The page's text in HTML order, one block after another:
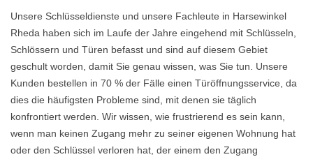
Unsere Schlüsseldienste und unsere Fachleute in Harsewinkel
Rheda haben sich im Laufe der Jahre eingehend mit Schlüsseln,
Schlössern und Türen befasst und sind auf diesem Gebiet
geschult worden, damit Sie genau wissen, was Sie tun. Unsere
Kunden bestellen in 70 % der Fälle einen Türöffnungsservice, da
dies die häufigsten Probleme sind, mit denen sie täglich
konfrontiert werden. Wir wissen, wie frustrierend es sein kann,
wenn man keinen Zugang mehr zu seiner eigenen Wohnung hat
oder den Schlüssel verloren hat, der einem den Zugang